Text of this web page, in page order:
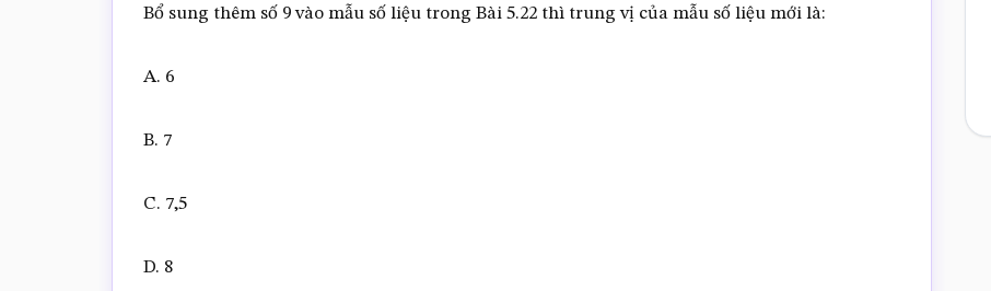
Bổ sung thêm số 9 vào mẫu số liệu trong Bài 5.22 thì trung vị của mẫu số liệu mới là:
A. 6
B. 7
C. 7,5
D. 8